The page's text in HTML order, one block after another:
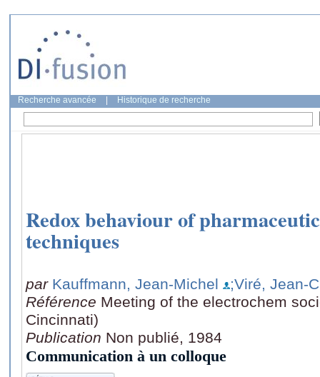
Recherche avancée Historique de recherche
Redox behaviour of
techniques
par Kauffmann, Jean-Michel
;Viré, Jean-
Référence Meeting of the electrochem
Cincinnati)
Publication Non publié, 1984
Communication à un colloque